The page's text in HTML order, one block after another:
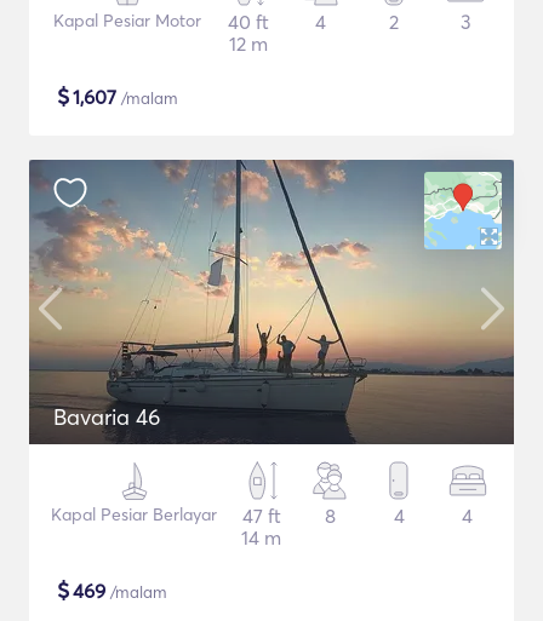
Kapal Pesiar Motor
40 ft
12 m
4 2 3
$1,607 /malam
Bavaria 46
Kapal Pesiar Berlayar
47 ft
14 m
8 4 4
$469 /malam